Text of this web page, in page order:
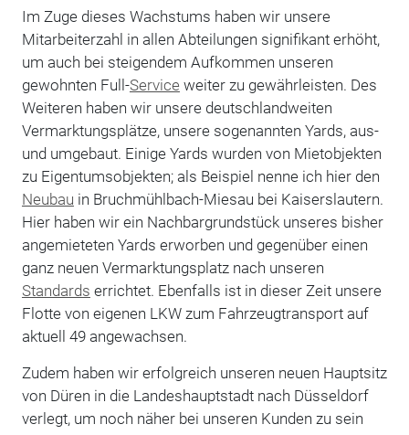
Im Zuge dieses Wachstums haben wir unsere
Mitarbeiterzahl in allen Abteilungen signifikant erhöht,
um auch bei steigendem Aufkommen unseren
gewohnten Full-Service weiter zu gewährleisten. Des
Weiteren haben wir unsere deutschlandweiten
Vermarktungsplätze, unsere sogenannten Yards, aus-
und umgebaut. Einige Yards wurden von Mietobjekten
zu Eigentumsobjekten; als Beispiel nenne ich hier den
Neubau in Bruchmühlbach-Miesau bei Kaiserslautern.
Hier haben wir ein Nachbargrundstück unseres bisher
angemieteten Yards erworben und gegenüber einen
ganz neuen Vermarktungsplatz nach unseren
Standards errichtet. Ebenfalls ist in dieser Zeit unsere
Flotte von eigenen LKW zum Fahrzeugtransport auf
aktuell 49 angewachsen.
Zudem haben wir erfolgreich unseren neuen Hauptsitz
von Düren in die Landeshauptstadt nach Düsseldorf
verlegt, um noch näher bei unseren Kunden zu sein